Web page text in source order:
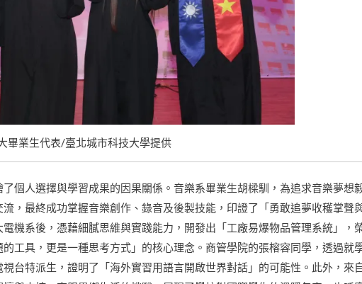
畢業生代表/臺北城市科技大學提供
個人選擇與學習成果的因果關係。音樂系畢業生胡樑馴，為追求音樂夢想
，最終成功掌握音樂創作、錄音及後製技能，印證了「勇敢追夢收穫掌聲
機系後，憑藉細膩思維與實踐能力，開發出「工廠易爆物品管理系統」，
工具，更是一種思考方式」的核心理念。商管學院的張榕容同學，透過就
台特派生，證明了「海外實習用語言開啟世界對話」的可能性。此外，來